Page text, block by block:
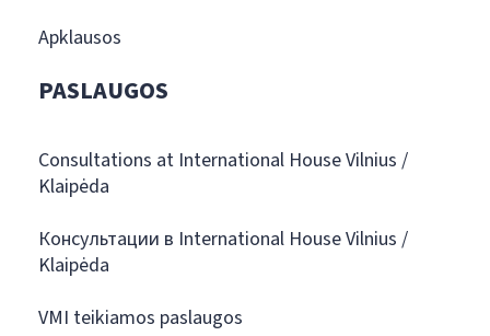
Apklausos
PASLAUGOS
Consultations at International House Vilnius /
Klaipėda
Консультации в International House Vilnius /
Klaipėda
VMI teikiamos paslaugos